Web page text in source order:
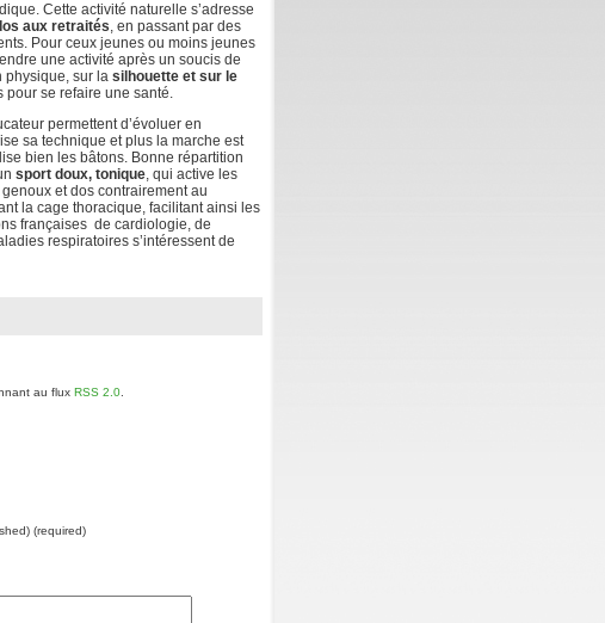
Cette activité naturelle s’adresse
aux retraités, en passant par des
Pour ceux jeunes ou moins jeunes
une activité après un soucis de
physique, sur la silhouette et sur le
pour se refaire une santé.
permettent d’évoluer en
sa technique et plus la marche est
bien les bâtons. Bonne répartition
sport doux, tonique, qui active les
et dos contrairement au
la cage thoracique, facilitant ainsi les
françaises de cardiologie, de
respiratoires s’intéressent de
au flux RSS 2.0
(required)